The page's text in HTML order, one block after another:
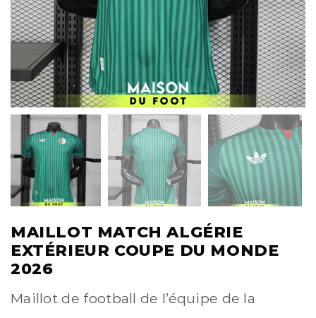
MAILLOT MATCH ALGÉRIE
EXTÉRIEUR COUPE DU MONDE
2026
Maillot de football de l’équipe de la